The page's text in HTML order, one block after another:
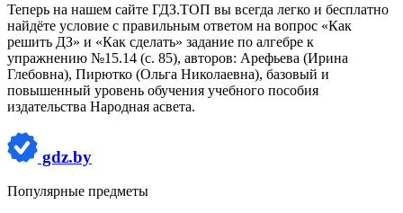
Теперь на нашем сайте ГДЗ.ТОП вы всегда легко и бесплатно
найдёте условие с правильным ответом на вопрос «Как
решить ДЗ» и «Как сделать» задание по алгебре к
упражнению №15.14 (с. 85), авторов: Арефьева (Ирина
Глебовна), Пирютко (Ольга Николаевна), базовый и
повышенный уровень обучения учебного пособия
издательства Народная асвета.
gdz.by
Популярные предметы